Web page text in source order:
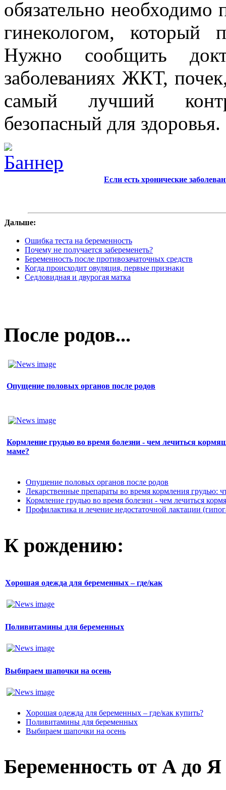
обязательно
гинекологом, который
Нужно сообщить
заболеваниях ЖКТ,
самый лучший
безопасный для здоровья.
Если есть хронические
Дальше:
Ошибка теста на беременность
Почему не получается забеременеть?
Беременность после противозачаточных средств
Когда происходит овуляция, первые признаки
Седловидная и двурогая матка
После родов...
Опущение половых органов после родов
Кормление грудью во время болезни - чем лечиться
маме?
Опущение половых органов после родов
Лекарственные препараты во время кормления грудью:
Кормление грудью во время болезни - чем лечиться
Профилактика и лечение недостаточной лактации
К рождению:
Хорошая одежда для беременных – где/как
Поливитамины для беременных
Выбираем шапочки на осень
Хорошая одежда для беременных – где/как купить?
Поливитамины для беременных
Выбираем шапочки на осень
Беременность от А до Я